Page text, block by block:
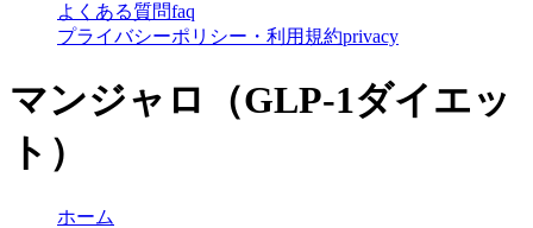
よくある質問faq
プライバシーポリシー・利用規約privacy
マンジャロ（GLP-1ダイエッ
ト）
ホーム